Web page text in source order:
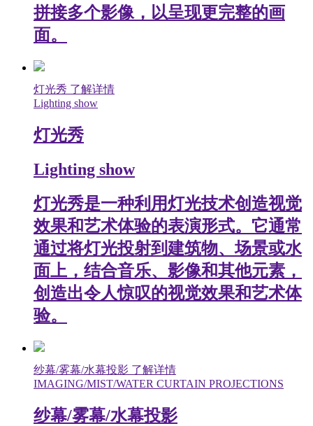
拼接多个影像，以呈现更完整的画
面。
灯光秀 了解详情
Lighting show
灯光秀
Lighting show
灯光秀是一种利用灯光技术创造视觉
效果和艺术体验的表演形式。它通常
通过将灯光投射到建筑物、场景或水
面上，结合音乐、影像和其他元素，
创造出令人惊叹的视觉效果和艺术体
验。
纱幕/雾幕/水幕投影 了解详情
IMAGING/MIST/WATER CURTAIN PROJECTIONS
纱幕/雾幕/水幕投影